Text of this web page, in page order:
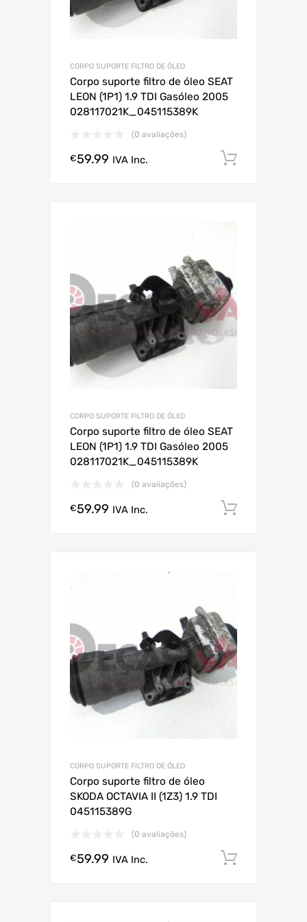
CORPO SUPORTE FILTRO DE ÓLEO
Corpo suporte filtro de óleo SEAT
LEON (1P1) 1.9 TDI Gasóleo 2005
028117021K_045115389K
(0 avaliações)
€59.99 IVA Inc.
CORPO SUPORTE FILTRO DE ÓLEO
Corpo suporte filtro de óleo SEAT
LEON (1P1) 1.9 TDI Gasóleo 2005
028117021K_045115389K
(0 avaliações)
€59.99 IVA Inc.
CORPO SUPORTE FILTRO DE ÓLEO
Corpo suporte filtro de óleo
SKODA OCTAVIA II (1Z3) 1.9 TDI
045115389G
(0 avaliações)
€59.99 IVA Inc.